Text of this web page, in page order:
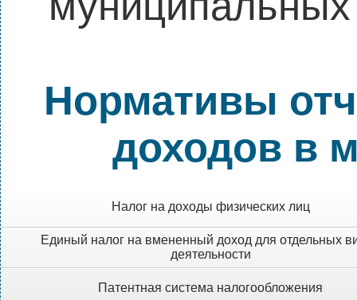
Нормативы
доходов в
Налог на доходы физических лиц
Единый налог на вмененный доход для отдельных
деятельности
Патентная система налогообложения